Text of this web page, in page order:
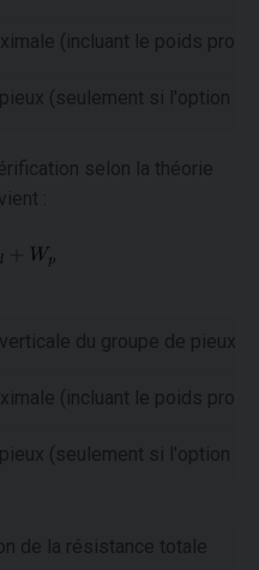
(incluant le poids
(seulement si l'option "
selon la théorie
:
du groupe de pieux
(incluant le poids
(seulement si l'option "
de la résistance totale